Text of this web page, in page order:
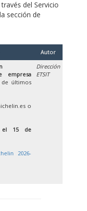
del Servicio
sección de
Autor
empresa
de últimos
o
el 15 de
2026-
Dirección
ETSIT